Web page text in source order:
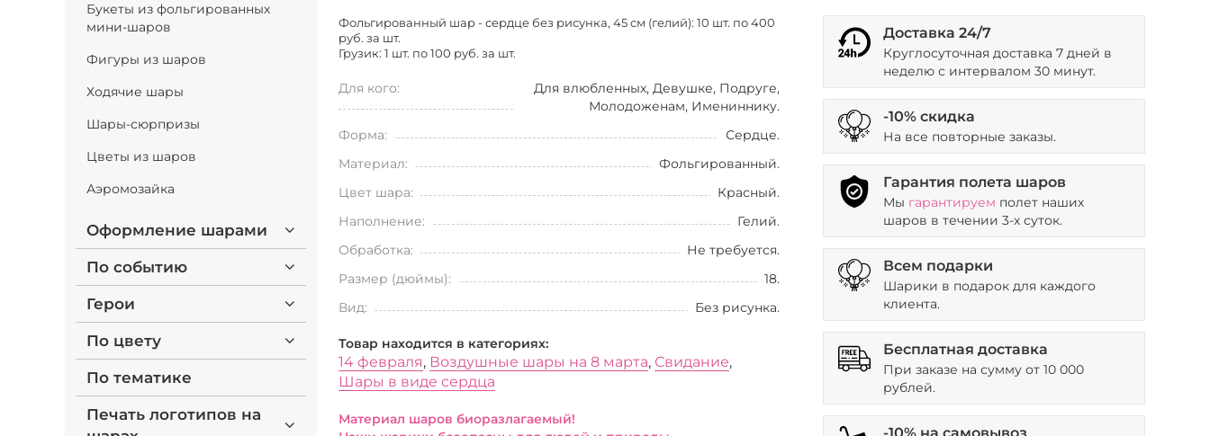
Букеты из фольгированных
мини-шаров
Фигуры из шаров
Ходячие шары
Шары-сюрпризы
Цветы из шаров
Аэромозайка
Оформление шарами
По событию
Герои
По цвету
По тематике
Печать логотипов на
Фольгированный шар - сердце без рисунка, 45 см (гелий): 10 шт. по 400
руб. за шт.
Грузик: 1 шт. по 100 руб. за шт.
Для кого:
Для влюбленных, Девушке, Подруге,
Молодоженам, Имениннику.
Форма:
Сердце.
Материал:
Фольгированный.
Цвет шара:
Красный.
Наполнение:
Гелий.
Обработка:
Не требуется.
Размер (дюймы):
18.
Вид:
Без рисунка.
Товар находится в категориях:
14 февраля, Воздушные шары на 8 марта, Свидание,
Шары в виде сердца
Материал шаров биоразлагаемый!
Доставка 24/7
Круглосуточная доставка 7 дней в
неделю с интервалом 30 минут.
-10% скидка
На все повторные заказы.
Гарантия полета шаров
Мы гарантируем полет наших
шаров в течении 3-х суток.
Всем подарки
Шарики в подарок для каждого
клиента.
Бесплатная доставка
При заказе на сумму от 10 000
рублей.